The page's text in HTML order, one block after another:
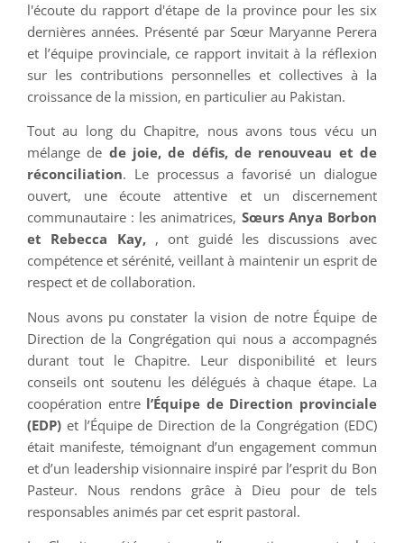
l'écoute du rapport d'étape de la province pour les six
dernières années. Présenté par Sœur Maryanne Perera
et l’équipe provinciale, ce rapport invitait à la réflexion
sur les contributions personnelles et collectives à la
croissance de la mission, en particulier au Pakistan.
Tout au long du Chapitre, nous avons tous vécu un
mélange de de joie, de défis, de renouveau et de
réconciliation. Le processus a favorisé un dialogue
ouvert, une écoute attentive et un discernement
communautaire : les animatrices, Sœurs Anya Borbon
et Rebecca Kay,, ont guidé les discussions avec
compétence et sérénité, veillant à maintenir un esprit de
respect et de collaboration.
Nous avons pu constater la vision de notre Équipe de
Direction de la Congrégation qui nous a accompagnés
durant tout le Chapitre. Leur disponibilité et leurs
conseils ont soutenu les délégués à chaque étape. La
coopération entre l’Équipe de Direction provinciale
(EDP) et l’Équipe de Direction de la Congrégation (EDC)
était manifeste, témoignant d’un engagement commun
et d’un leadership visionnaire inspiré par l’esprit du Bon
Pasteur. Nous rendons grâce à Dieu pour de tels
responsables animés par cet esprit pastoral.